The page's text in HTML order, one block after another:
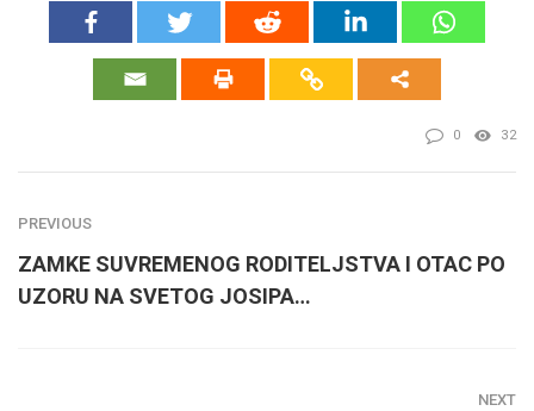
0 32
PREVIOUS
ZAMKE SUVREMENOG RODITELJSTVA I OTAC PO
UZORU NA SVETOG JOSIPA…
NEXT